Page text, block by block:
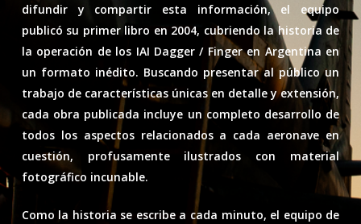
difundir y compartir esta información, el equipo
publicó su primer libro en 2004, cubriendo la historia de
la operación de los IAI Dagger / Finger en Argentina en
un formato inédito. Buscando presentar al público un
trabajo de características únicas en detalle y extensión,
cada obra publicada incluye un completo desarrollo de
todos los aspectos relacionados a cada aeronave en
cuestión, profusamente ilustrados con material
fotográfico incunable.
Como la historia se escribe a cada minuto, el equipo de